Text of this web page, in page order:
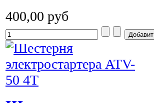
400,00 руб